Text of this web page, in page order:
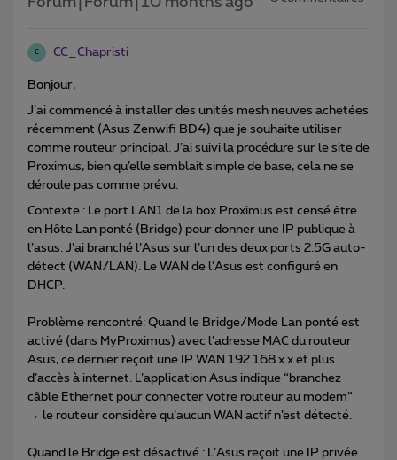
C CC_Chapristi
Bonjour,
J’ai commencé à installer des unités mesh neuves achetées
récemment (Asus Zenwifi BD4) que je souhaite utiliser
comme routeur principal. J’ai suivi la procédure sur le site de
Proximus, bien qu’elle semblait simple de base, cela ne se
déroule pas comme prévu.
Contexte : Le port LAN1 de la box Proximus est censé être
en Hôte Lan ponté (Bridge) pour donner une IP publique à
l’asus. J’ai branché l’Asus sur l’un des deux ports 2.5G auto-
détect (WAN/LAN). Le WAN de l’Asus est configuré en
DHCP.
Problème rencontré: Quand le Bridge/Mode Lan ponté est
activé (dans MyProximus) avec l’adresse MAC du routeur
Asus, ce dernier reçoit une IP WAN 192.168.x.x et plus
d’accès à internet. L’application Asus indique “branchez
câble Ethernet pour connecter votre routeur au modem”
→ le routeur considère qu’aucun WAN actif n’est détecté.
Quand le Bridge est désactivé : L’Asus reçoit une IP privée